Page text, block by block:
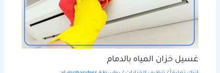
غسيل خزان المياه بالدمام